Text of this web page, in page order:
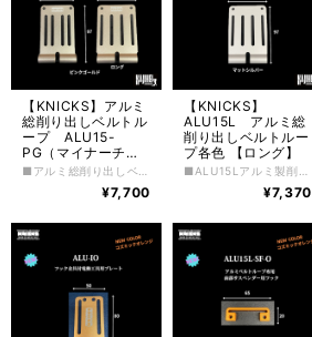
【KNICKS】アルミ
総削り出しベルトル
ープ ALU15-
PG（マイナーチェ
ンジタイプ）
ALU15L-PG（ロン
¥7,700
【KNICKS】
ALU15L アルミ総
削り出しベルトルー
プ各色 【ロング】
¥7,370